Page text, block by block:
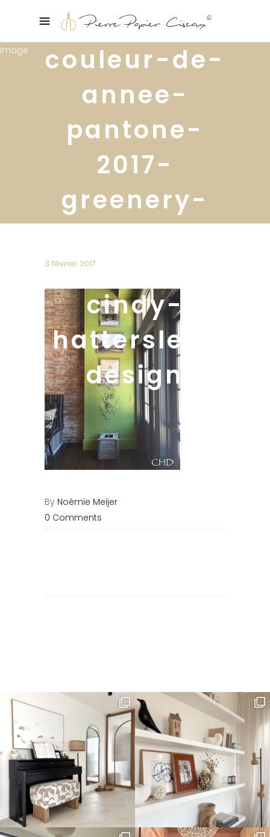
couleur-de-
annee-
pantone-
2017-
greenery-
conseils-
deco-
cindy-
hattersley-
design
3 février 2017
By Noémie Meijer
0 Comments